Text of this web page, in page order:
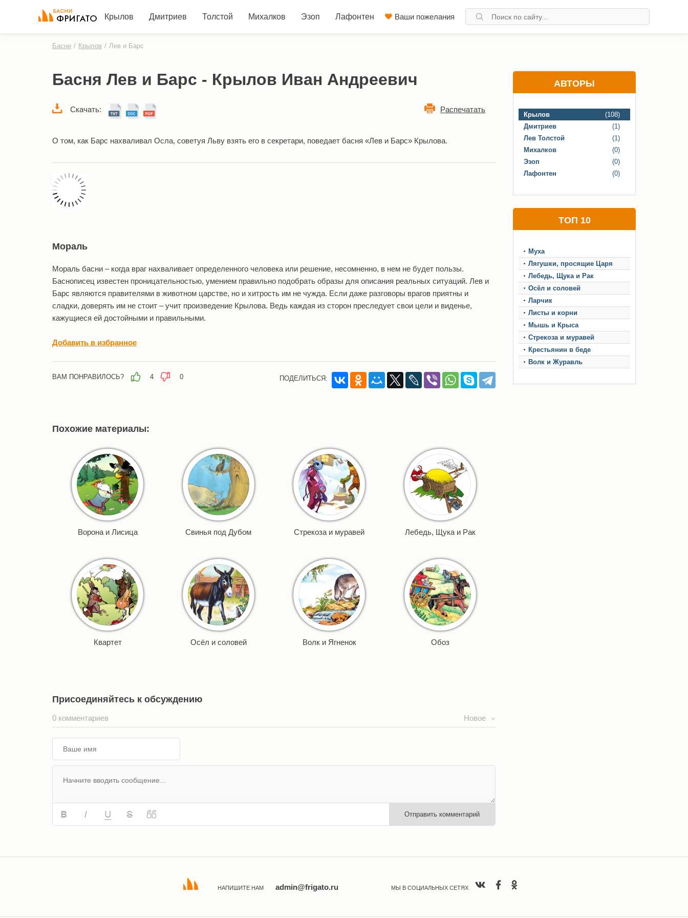
Крылов Дмитриев Толстой Михалков Эзоп Лафонтен Ваши пожелания
Басни / Крылов / Лев и Барс
Басня Лев и Барс - Крылов Иван Андреевич
Скачать: Распечатать
О том, как Барс нахваливал Осла, советуя Льву взять его в секретари, поведает басня «Лев и Барс» Крылова.
Мораль
Мораль басни – когда враг нахваливает определенного человека или решение, несомненно, в нем не будет пользы.
Баснописец известен проницательностью, умением правильно подобрать образы для описания реальных ситуаций. Лев и
Барс являются правителями в животном царстве, но и хитрость им не чужда. Если даже разговоры врагов приятны и
сладки, доверять им не стоит – учит произведение Крылова. Ведь каждая из сторон преследует свои цели и виденье,
кажущиеся ей достойными и правильными.
Добавить в избранное
ВАМ ПОНРАВИЛОСЬ? 4 0 ПОДЕЛИТЬСЯ:
Похожие материалы:
Ворона и Лисица Свинья под Дубом Стрекоза и муравей Лебедь, Щука и Рак
Квартет Осёл и соловей Волк и Ягненок Обоз
Присоединяйтесь к обсуждению
0 комментариев Новое
Отправить комментарий
АВТОРЫ
Крылов
(108)
Дмитриев
(1)
Лев Толстой
(1)
Михалков
(0)
Эзоп
(0)
Лафонтен
(0)
ТОП 10
Муха
Лягушки, просящие Царя
Лебедь, Щука и Рак
Осёл и соловей
Ларчик
Листы и корни
Мышь и Крыса
Стрекоза и муравей
Крестьянин в беде
Волк и Журавль
НАПИШИТЕ НАМ admin@frigato.ru МЫ В СОЦИАЛЬНЫХ СЕТЯХ